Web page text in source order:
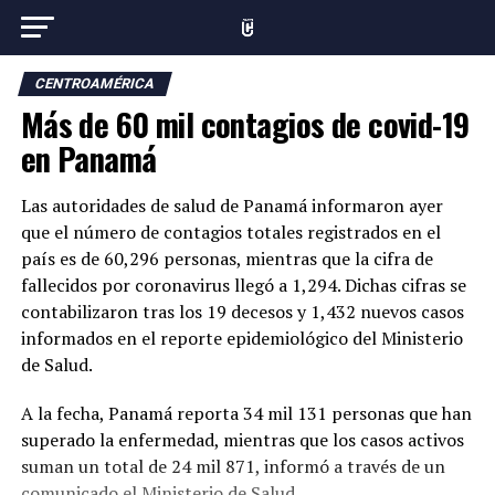
CENTROAMÉRICA
Más de 60 mil contagios de covid-19
en Panamá
Las autoridades de salud de Panamá informaron ayer
que el número de contagios totales registrados en el
país es de 60,296 personas, mientras que la cifra de
fallecidos por coronavirus llegó a 1,294. Dichas cifras se
contabilizaron tras los 19 decesos y 1,432 nuevos casos
informados en el reporte epidemiológico del Ministerio
de Salud.
A la fecha, Panamá reporta 34 mil 131 personas que han
superado la enfermedad, mientras que los casos activos
suman un total de 24 mil 871, informó a través de un